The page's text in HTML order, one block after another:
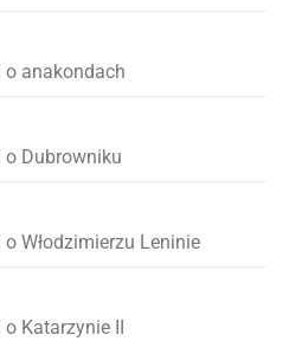
o anakondach
o Dubrowniku
Włodzimierzu Leninie
Katarzynie II